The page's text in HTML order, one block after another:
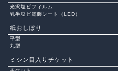
光沢塩ビフィルム
乳半塩ビ電飾シート（LED）
紙おしぼり
平型
丸型
ミシン目入りチケット